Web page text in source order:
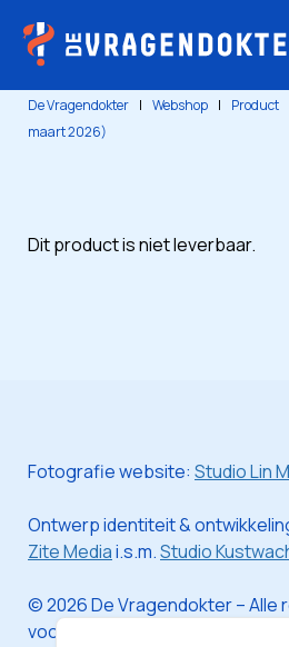
De Vragendokter | Webshop | Product
maart 2026)
Dit product is niet leverbaar.
Fotografie website: Studio Lin
Ontwerp identiteit &
Zite Mediai.s.m.Studio
© 2026 De Vragendokter – Alle
voorbehouden